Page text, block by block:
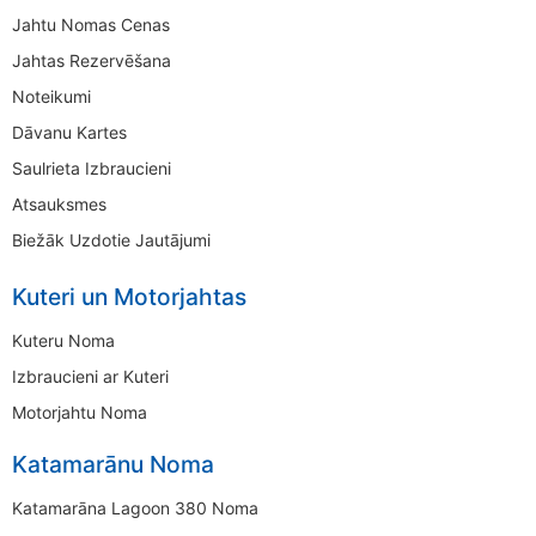
Jahtu Nomas Cenas
Jahtas Rezervēšana
Noteikumi
Dāvanu Kartes
Saulrieta Izbraucieni
Atsauksmes
Biežāk Uzdotie Jautājumi
Kuteri un Motorjahtas
Kuteru Noma
Izbraucieni ar Kuteri
Motorjahtu Noma
Katamarānu Noma
Katamarāna Lagoon 380 Noma